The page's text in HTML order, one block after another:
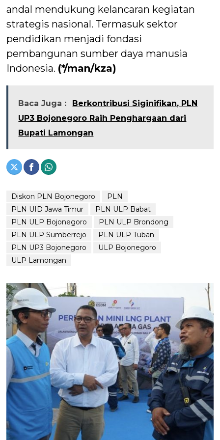
andal mendukung kelancaran kegiatan
strategis nasional. Termasuk sektor
pendidikan menjadi fondasi
pembangunan sumber daya manusia
Indonesia. (*/man/kza)
Baca Juga :
Berkontribusi Siginifikan, PLN
UP3 Bojonegoro Raih Penghargaan dari
Bupati Lamongan
Diskon PLN Bojonegoro
PLN
PLN UID Jawa Timur
PLN ULP Babat
PLN ULP Bojonegoro
PLN ULP Brondong
PLN ULP Sumberrejo
PLN ULP Tuban
PLN UP3 Bojonegoro
ULP Bojonegoro
ULP Lamongan